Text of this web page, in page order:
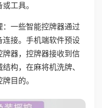
工具。
一些智能控牌器通过
接。手机端软件预设
器，控牌器接收到信
构，在麻将机洗牌、
目的。